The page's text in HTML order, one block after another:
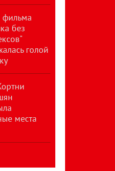
фильма
без
голой
места